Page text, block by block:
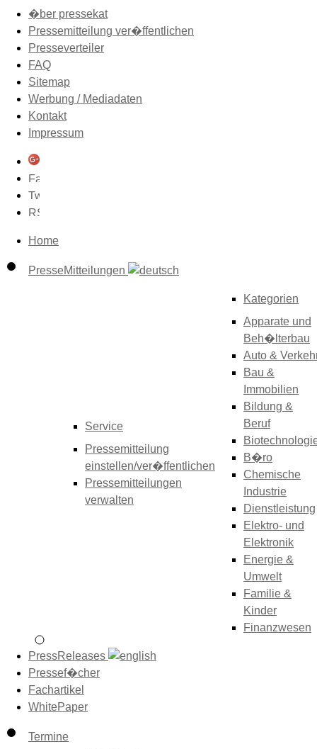
�ber pressekat
Pressemitteilung ver�ffentlichen
Presseverteiler
FAQ
Sitemap
Werbung / Mediadaten
Kontakt
Impressum
Home
PresseMitteilungen
Service
Pressemitteilung
einstellen/ver�ffentlichen
Pressemitteilungen
verwalten
Kategorien
Apparate und
Beh�lterbau
Auto &
Bau &
Immobilien
Bildung &
Beruf
B�ro
Chemische
Industrie
Dienstleistung
Elektro- und
Elektronik
Energie &
Umwelt
Familie &
Kinder
Finanzwesen
PressReleases
Pressef�cher
Fachartikel
WhitePaper
Termine